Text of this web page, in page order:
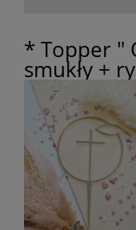
* Topper "
smukły +